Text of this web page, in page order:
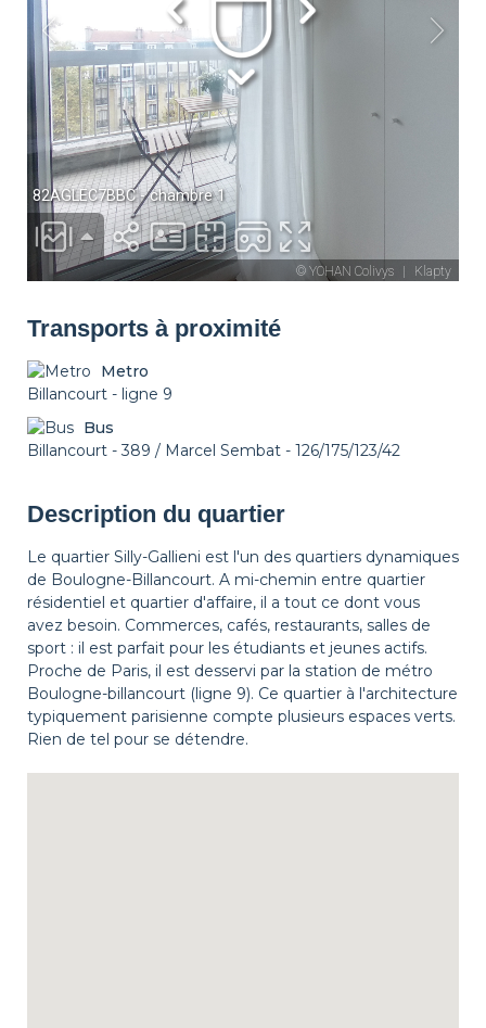
Transports à proximité
Metro
Billancourt - ligne 9
Bus
Billancourt - 389 / Marcel Sembat - 126/175/123/42
Description du quartier
Le quartier Silly-Gallieni est l'un des quartiers dynamiques
de Boulogne-Billancourt. A mi-chemin entre quartier
résidentiel et quartier d'affaire, il a tout ce dont vous
avez besoin. Commerces, cafés, restaurants, salles de
sport : il est parfait pour les étudiants et jeunes actifs.
Proche de Paris, il est desservi par la station de métro
Boulogne-billancourt (ligne 9). Ce quartier à l'architecture
typiquement parisienne compte plusieurs espaces verts.
Rien de tel pour se détendre.